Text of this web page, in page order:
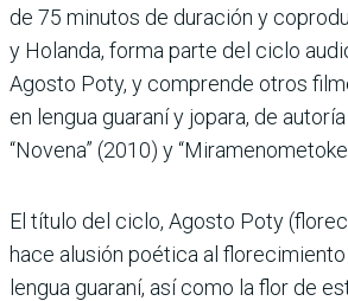
de 75 minutos de duración y
y Holanda, forma parte del ciclo
Agosto Poty, y comprende otros
en lengua guaraní y jopara, de
“Novena” (2010) y
El título del ciclo, Agosto Poty
hace alusión poética al
lengua guaraní, así como la flor de